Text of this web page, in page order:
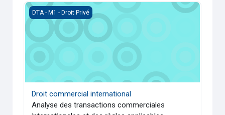
Droit commercial international
DTA - M1 - Droit Privé
Droit commercial international
Analyse des transactions commerciales